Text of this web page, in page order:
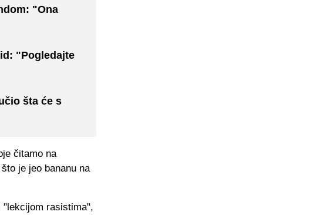
"Ona
"Pogledajte
šta će s
čitamo na
je jeo bananu na
"lekcijom rasistima",